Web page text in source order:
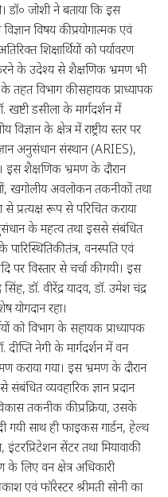
डॉ० जोशी ने बताया कि इस
विज्ञान विषय की प्रयोगात्मक एवं
शिक्षार्थियों को पर्यावरण
के उदेश्य से शैक्षणिक भ्रमण भी
विभाग की सहायक प्राध्यापक
खष्टी डसीला के मार्गदर्शन में
के क्षेत्र में राष्ट्रीय स्तर पर
अनुसंधान संस्थान (ARIES),
इस शैक्षणिक भ्रमण के दौरान
खगोलीय अवलोकन तकनीकों तथा
प्रत्यक्ष रूप से परिचित कराया
के महत्व तथा इससे संबंधित
तंत्र, वनस्पति एवं
विस्तार से चर्चा की गयी। इस
डॉ. वीरेंद्र यादव, डॉ. उमेश चंद्र
योगदान रहा।
को विभाग के सहायक प्राध्यापक
दीप्ति नेगी के मार्गदर्शन में वन
गया। इस भ्रमण के दौरान
से संबंधित व्यवहारिक ज्ञान प्रदान
तकनीक की प्रक्रिया, उसके
गयी साथ ही फाइकस गार्डन, हेल्थ
सेंटर तथा मियावाकी
लिए वन क्षेत्र अधिकारी
एवं फॉरेस्टर श्रीमती सोनी का